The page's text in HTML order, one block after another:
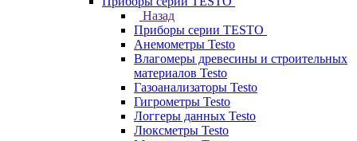
Назад
Приборы серии TESTO
Анемометры Testo
Влагомеры древесины и строительных
материалов Testo
Газоанализаторы Testo
Гигрометры Testo
Логгеры данных Testo
Люксметры Testo